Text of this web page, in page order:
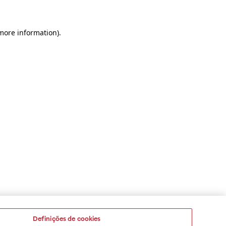
information).
Definições de cookies